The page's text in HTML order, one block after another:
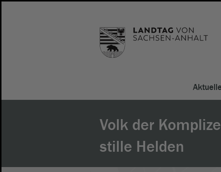
Volk der
stille Helden